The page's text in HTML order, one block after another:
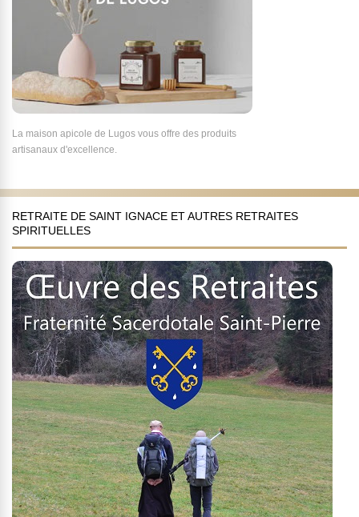
La maison apicole de Lugos vous offre des produits
artisanaux d'excellence.
RETRAITE DE SAINT IGNACE ET AUTRES RETRAITES
SPIRITUELLES